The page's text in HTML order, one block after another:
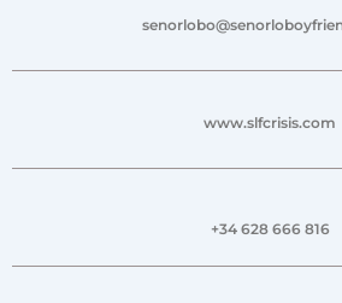
www.slfcrisis.com
+34 628 666 816